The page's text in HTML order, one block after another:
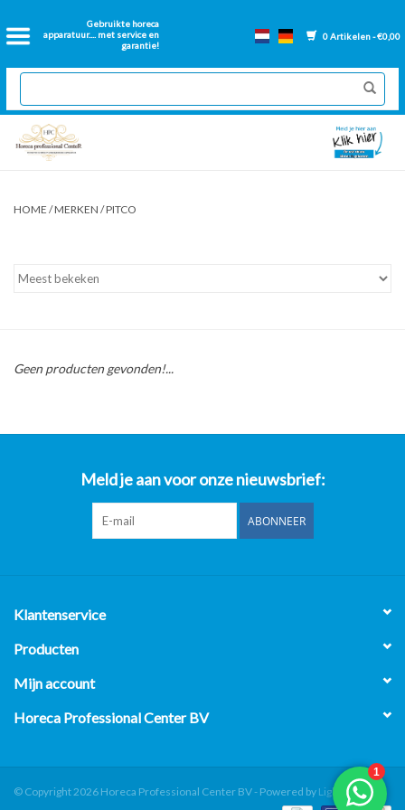
Gebruikte horeca
apparatuur.... met service en
garantie!
0 Artikelen - €0,00
Home
2dehands Horeca
Nieuwe apparatuur
Onderdelen bakwanden
Over ons
HOME /MERKEN /PITCO
Geen producten gevonden!...
Meld je aan voor onze nieuwsbrief:
ABONNEER
Klantenservice
Producten
Mijn account
Horeca Professional Center BV
© Copyright 2026 Horeca Professional Center BV - Powered by Lightspeed